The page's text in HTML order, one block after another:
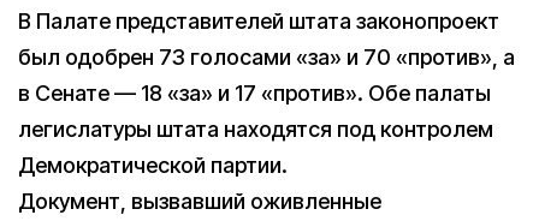
В Палате представителей штата законопроект
был одобрен 73 голосами «за» и 70 «против», а
в Сенате — 18 «за» и 17 «против». Обе палаты
легислатуры штата находятся под контролем
Демократической партии.
Документ, вызвавший оживленные